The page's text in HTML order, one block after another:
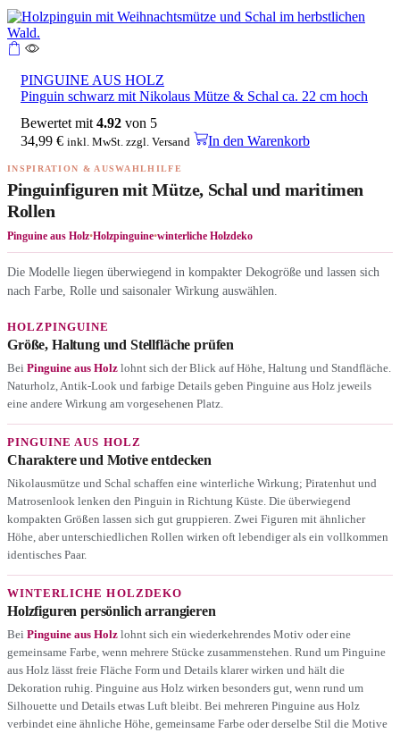
PINGUINE AUS HOLZ
Pinguin schwarz mit Nikolaus Mütze & Schal ca. 22 cm hoch
Bewertet mit 4.92 von 5
34,99 € inkl. MwSt. zzgl. Versand In den Warenkorb
INSPIRATION & AUSWAHLHILFE
Pinguinfiguren mit Mütze, Schal und maritimen
Rollen
Pinguine aus Holz•Holzpinguine•winterliche Holzdeko
Die Modelle liegen überwiegend in kompakter Dekogröße und lassen sich
nach Farbe, Rolle und saisonaler Wirkung auswählen.
HOLZPINGUINE
Größe, Haltung und Stellfläche prüfen
Bei Pinguine aus Holz lohnt sich der Blick auf Höhe, Haltung und Standfläche.
Naturholz, Antik-Look und farbige Details geben Pinguine aus Holz jeweils
eine andere Wirkung am vorgesehenen Platz.
PINGUINE AUS HOLZ
Charaktere und Motive entdecken
Nikolausmütze und Schal schaffen eine winterliche Wirkung; Piratenhut und
Matrosenlook lenken den Pinguin in Richtung Küste. Die überwiegend
kompakten Größen lassen sich gut gruppieren. Zwei Figuren mit ähnlicher
Höhe, aber unterschiedlichen Rollen wirken oft lebendiger als ein vollkommen
identisches Paar.
WINTERLICHE HOLZDEKO
Holzfiguren persönlich arrangieren
Bei Pinguine aus Holz lohnt sich ein wiederkehrendes Motiv oder eine
gemeinsame Farbe, wenn mehrere Stücke zusammenstehen. Rund um Pinguine
aus Holz lässt freie Fläche Form und Details klarer wirken und hält die
Dekoration ruhig. Pinguine aus Holz wirken besonders gut, wenn rund um
Silhouette und Details etwas Luft bleibt. Bei mehreren Pinguine aus Holz
verbindet eine ähnliche Höhe, gemeinsame Farbe oder derselbe Stil die Motive